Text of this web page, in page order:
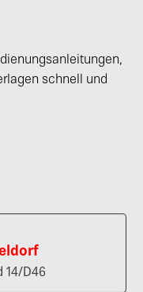
schnell und
14/D46